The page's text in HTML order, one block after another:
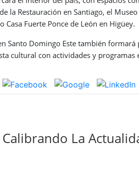
la Restauración en Santiago, el
Casa Fuerte Ponce de León en Higüey.
Santo Domingo Este también
cultural con actividades y programas
La